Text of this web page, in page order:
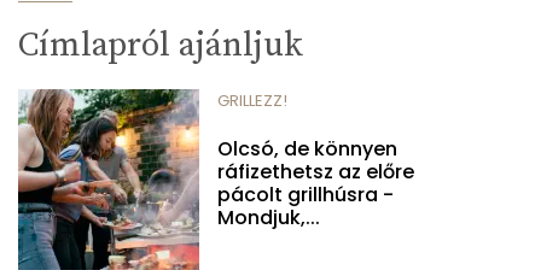
Címlapról ajánljuk
GRILLEZZ!
Olcsó, de könnyen
ráfizethetsz az előre
pácolt grillhúsra -
Mondjuk,...